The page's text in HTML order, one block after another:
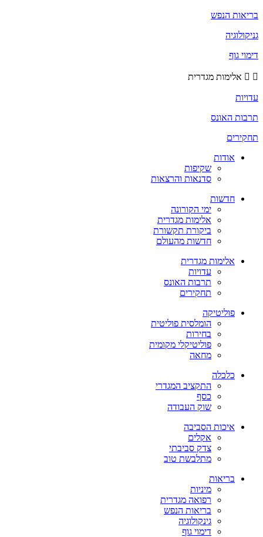
בריאות הנפש
גניקולוגיה
דימוי גוף
אלימות מגדרית
עדויות
תרבות האונס
תחקירים
אודות
שקיפות
סדנאות והרצאות
חדשות
ימי הקורונה
אלימות מגדרית
ביקורת תקשורת
חדשות מהעולם
אלימות מגדרית
עדויות
תרבות האונס
תחקירים
פוליטיקה
הומלסית פוליטית
בחירות
פוליטיקלי מקומית
מחאה
כלכלה
התקציב המגדרי
כסף
שוק העבודה
איכות הסביבה
אקלים
צדק סביבתי
מתלבשת טוב
בריאות
מיניות
רפואה מגדרית
בריאות הנפש
גינקולוגיה
דימוי גוף